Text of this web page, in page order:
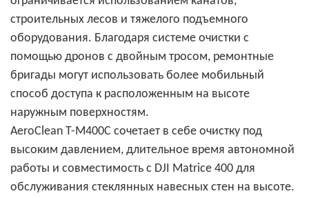
строительных лесов и тяжелого подъемного
оборудования. Благодаря системе очистки с
помощью дронов с двойным тросом, ремонтные
бригады могут использовать более мобильный
способ доступа к расположенным на высоте
наружным поверхностям.
AeroClean T-M400C сочетает в себе очистку под
высоким давлением, длительное время автономной
работы и совместимость с DJI Matrice 400 для
обслуживания стеклянных навесных стен на высоте.